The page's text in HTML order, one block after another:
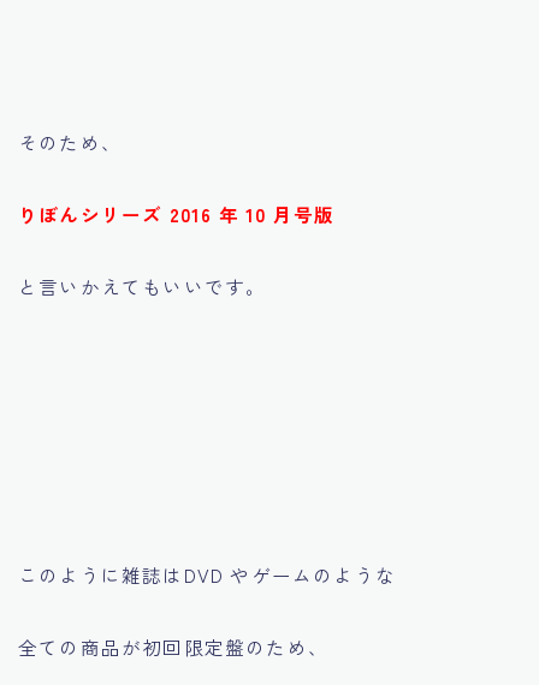
そのため、
りぼんシリーズ 2016 年 10 月号版
と言いかえてもいいです。
このように雑誌はDVD やゲームのような
全ての商品が初回限定盤のため、